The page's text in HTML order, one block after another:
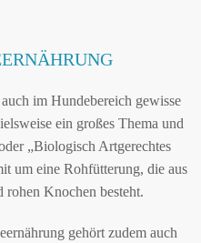
im Hundebereich gewisse
ein großes Thema und
„Biologisch Artgerechtes
um eine Rohfütterung, die aus
rohen Knochen besteht.
gehört zudem auch